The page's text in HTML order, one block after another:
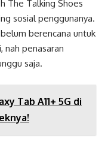
The Talking Shoes
sosial penggunanya.
berencana untuk
nah penasaran
saja.
Tab A11+ 5G di